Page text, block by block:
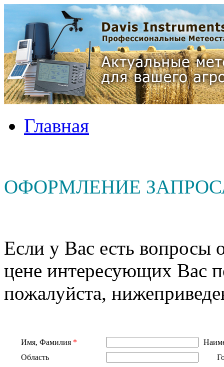
Главная
ОФОРМЛЕНИЕ
Если у Вас есть вопросы
цене интересующих Вас
пожалуйста,
Имя, Фамилия *
Область